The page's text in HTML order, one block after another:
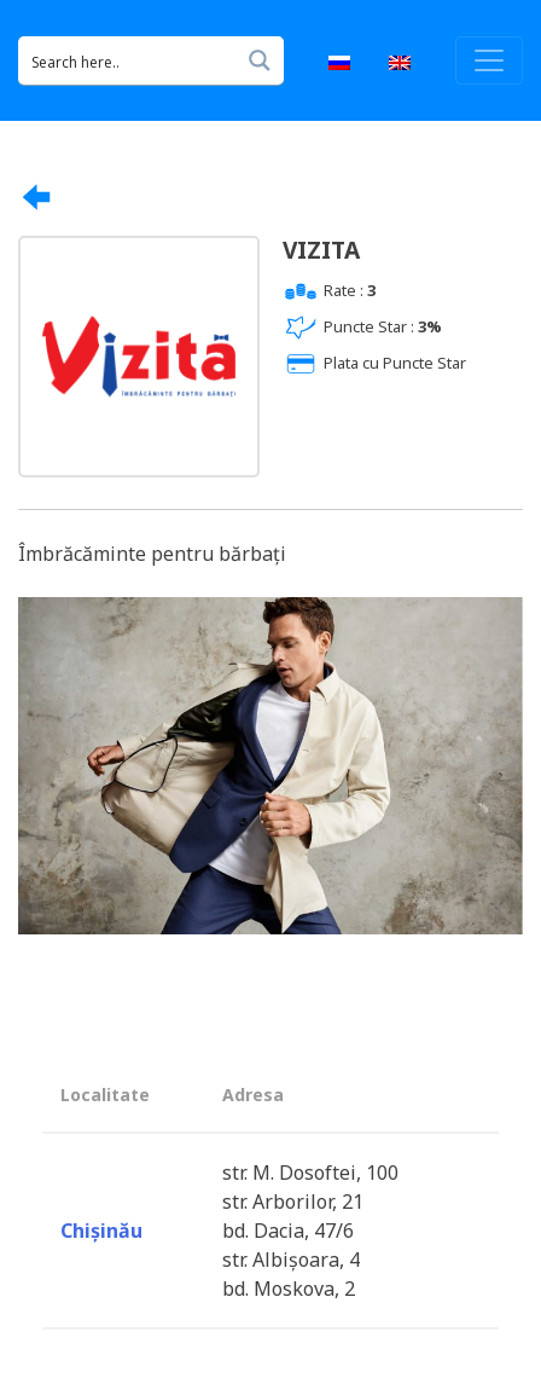
VIZITA
Rate : 3
Puncte Star : 3%
Plata cu Puncte Star
Îmbrăcăminte pentru bărbați
Localitate Adresa
Chișinău
str. M. Dosoftei, 100
str. Arborilor, 21
bd. Dacia, 47/6
str. Albișoara, 4
bd. Moskova, 2